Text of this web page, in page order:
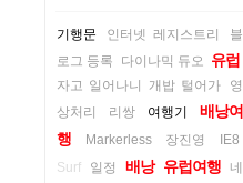
기행문 인터넷 레지스트리
블
로그 등록
다이나믹 듀오 유럽
자고 일어나니 개밥 털어가
영
상처리
리쌍 여행기
배낭여
행
Markerless 장진영
IE8
Surf
일정 배낭 유럽여행
네